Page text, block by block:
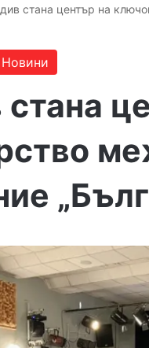
стана център на
Новини